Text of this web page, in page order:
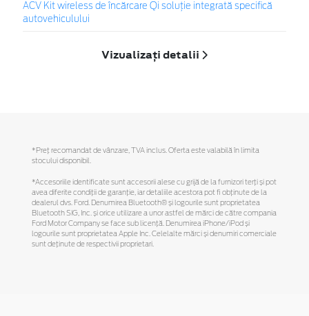
ACV Kit wireless de încărcare Qi soluție integrată specifică
autovehiculului
Vizualizați detalii
*Preţ recomandat de vânzare, TVA inclus. Oferta este valabilă în limita
stocului disponibil.
*Accesoriile identificate sunt accesorii alese cu grijă de la furnizori terți și pot
avea diferite condiții de garanție, iar detaliile acestora pot fi obținute de la
dealerul dvs. Ford. Denumirea Bluetooth® și logourile sunt proprietatea
Bluetooth SIG, Inc. și orice utilizare a unor astfel de mărci de către compania
Ford Motor Company se face sub licență. Denumirea iPhone/iPod și
logourile sunt proprietatea Apple Inc. Celelalte mărci și denumiri comerciale
sunt deținute de respectivii proprietari.